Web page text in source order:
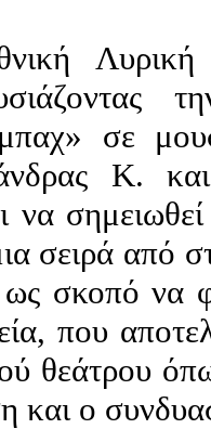
σε
Κ.
να
σειρά από
ως σκοπό να
που
θεάτρου
και ο